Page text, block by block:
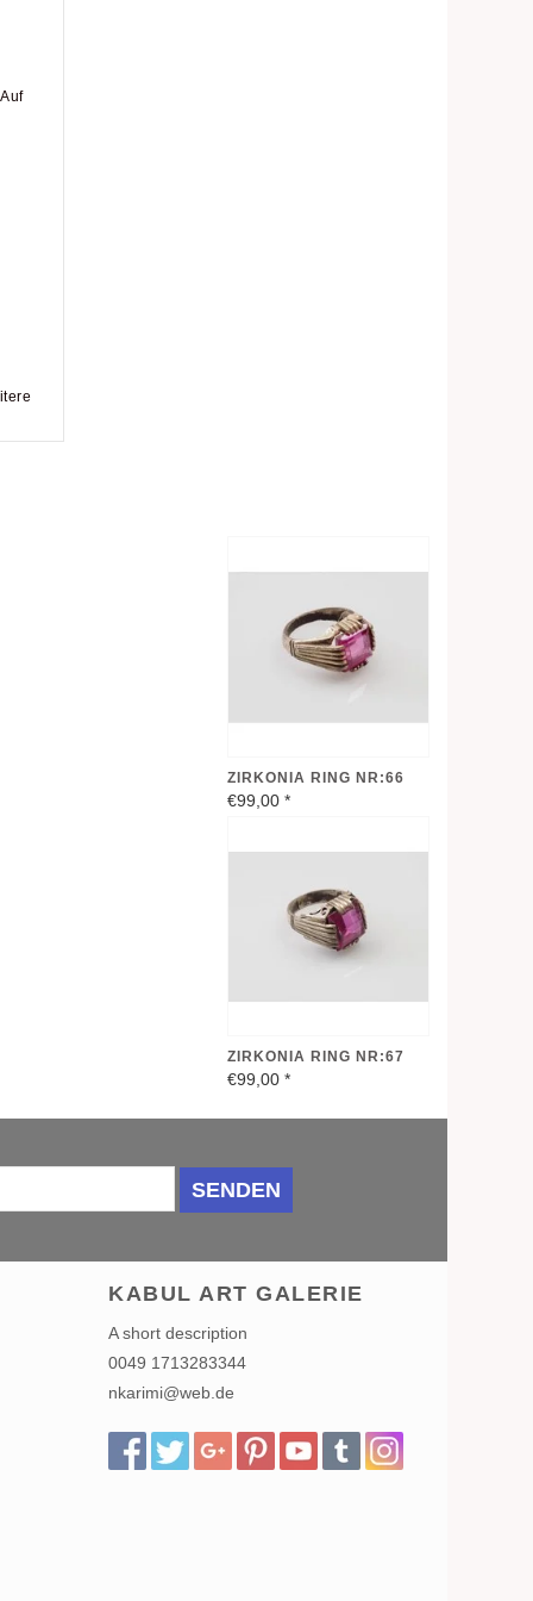
ZIRKONIA RING NR:66
€99,00 *
ZIRKONIA RING NR:67
€99,00 *
SENDEN
KABUL ART GALERIE
A short description
0049 1713283344
nkarimi@web.de